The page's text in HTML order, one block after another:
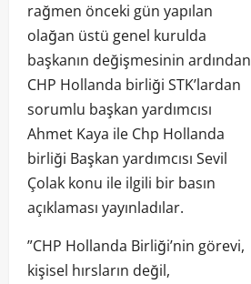
rağmen önceki gün yapılan
olağan üstü genel kurulda
başkanın değişmesinin ardından
CHP Hollanda birliği STK’lardan
sorumlu başkan yardımcısı
Ahmet Kaya ile Chp Hollanda
birliği Başkan yardımcısı Sevil
Çolak konu ile ilgili bir basın
açıklaması yayınladılar.
”CHP Hollanda Birliği’nin görevi,
kişisel hırsların değil,